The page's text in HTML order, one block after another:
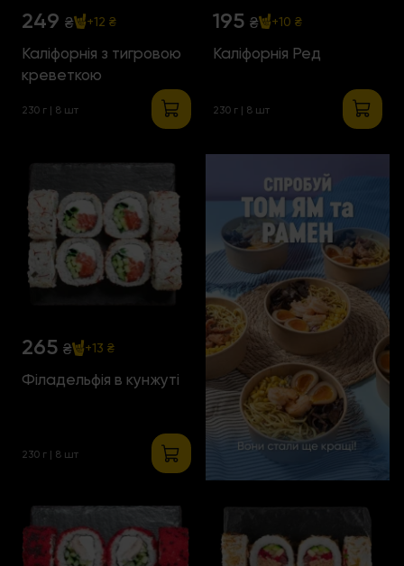
249 ₴ +12 ₴
Каліфорнія з тигровою
креветкою
230 г | 8 шт
195 ₴ +10 ₴
Каліфорнія Ред
230 г | 8 шт
265 ₴ +13 ₴
Філадельфія в кунжуті
230 г | 8 шт